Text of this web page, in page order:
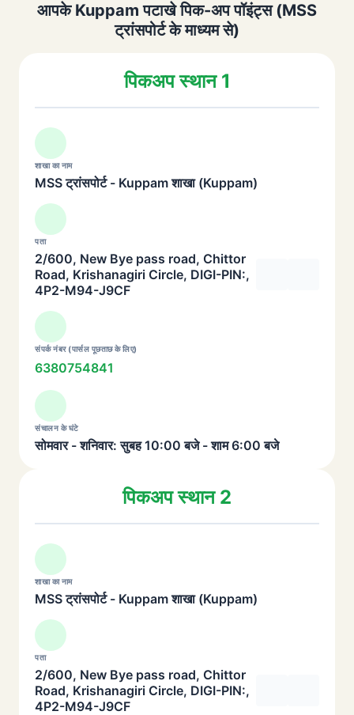
आपके Kuppam पटाखे पिक-अप पॉइंट्स (MSS
ट्रांसपोर्ट के माध्यम से)
पिकअप स्थान 1
शाखा का नाम
MSS ट्रांसपोर्ट - Kuppam शाखा (Kuppam)
पता
2/600, New Bye pass road, Chittor
Road, Krishanagiri Circle, DIGI-PIN:,
4P2-M94-J9CF
संपर्क नंबर (पार्सल पूछताछ के लिए)
6380754841
संचालन के घंटे
सोमवार - शनिवार: सुबह 10:00 बजे - शाम 6:00 बजे
पिकअप स्थान 2
शाखा का नाम
MSS ट्रांसपोर्ट - Kuppam शाखा (Kuppam)
पता
2/600, New Bye pass road, Chittor
Road, Krishanagiri Circle, DIGI-PIN:,
4P2-M94-J9CF